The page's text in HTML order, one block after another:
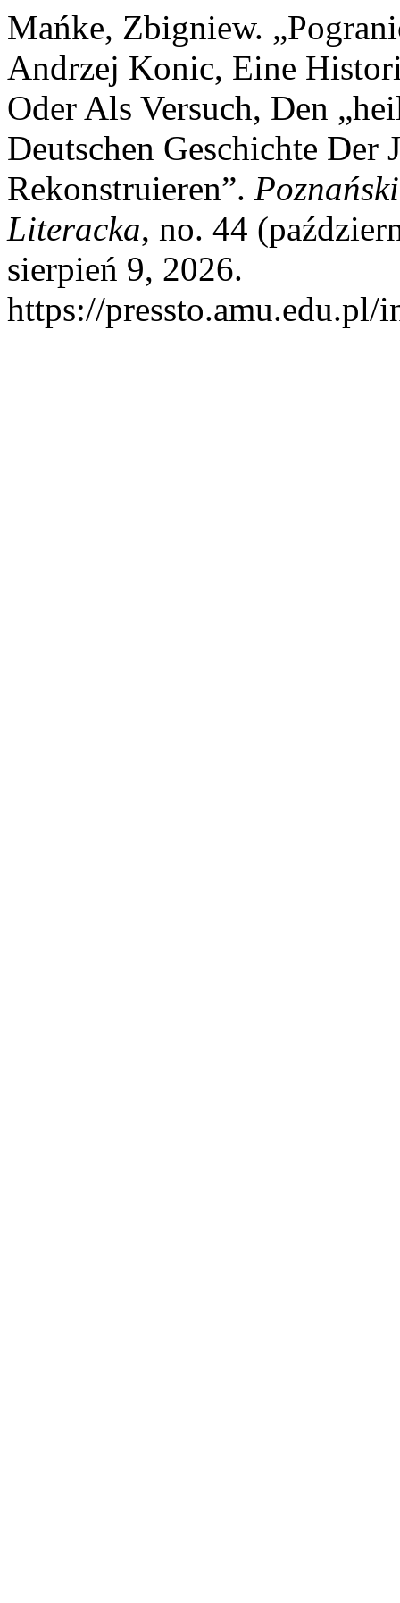
Mańke, Zbigniew.
Andrzej Konic, Eine
Oder Als Versuch, Den
Deutschen Geschichte Der
Rekonstruieren”.
Literacka, no. 44
sierpień 9, 2026.
https://